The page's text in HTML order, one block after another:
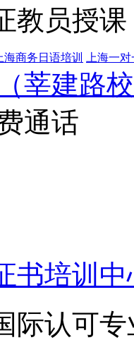
教员授
海商务日语培训 上海一
莘建路
通话
书培训
际认可